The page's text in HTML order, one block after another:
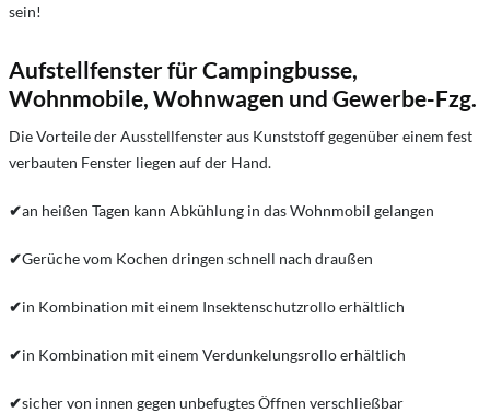
sein!
Aufstellfenster für Campingbusse,
Wohnmobile, Wohnwagen und Gewerbe-Fzg.
Die Vorteile der Ausstellfenster aus Kunststoff gegenüber einem fest
verbauten Fenster liegen auf der Hand.
✔an heißen Tagen kann Abkühlung in das Wohnmobil gelangen
✔Gerüche vom Kochen dringen schnell nach draußen
✔in Kombination mit einem Insektenschutzrollo erhältlich
✔in Kombination mit einem Verdunkelungsrollo erhältlich
✔sicher von innen gegen unbefugtes Öffnen verschließbar